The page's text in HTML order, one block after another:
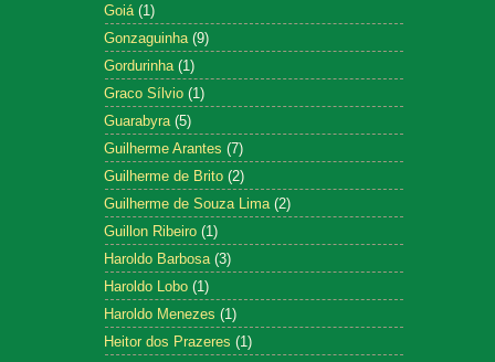
Goiá (1)
Gonzaguinha (9)
Gordurinha (1)
Graco Sílvio (1)
Guarabyra (5)
Guilherme Arantes (7)
Guilherme de Brito (2)
Guilherme de Souza Lima (2)
Guillon Ribeiro (1)
Haroldo Barbosa (3)
Haroldo Lobo (1)
Haroldo Menezes (1)
Heitor dos Prazeres (1)